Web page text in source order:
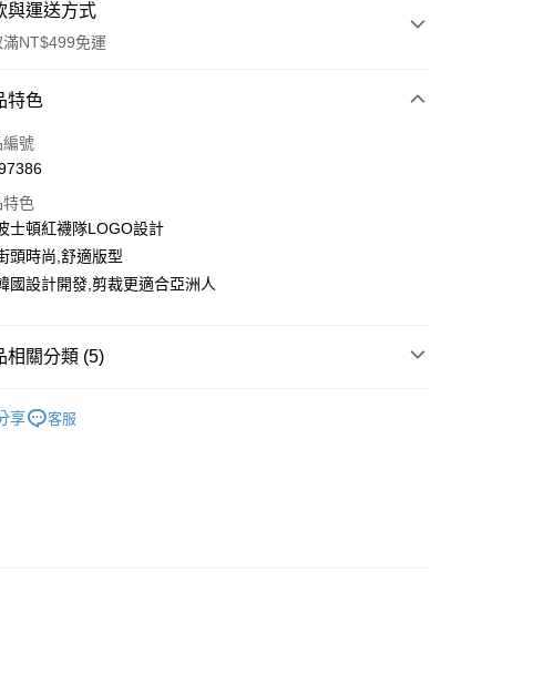
與運送方式
滿NT$499免運
方式
一次付款
Pay
Pay
付
方式
特色
編號
特色
士頓紅襪隊LOGO設計
頭時尚,舒適版型
國設計開發,剪裁更適合亞洲人
相關分類 (5)
享 客服